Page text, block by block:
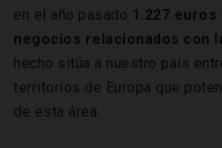
en el año pasado 1.227
negocios relacionados con
hecho sitúa a nuestro país
territorios de Europa que
de esta área.